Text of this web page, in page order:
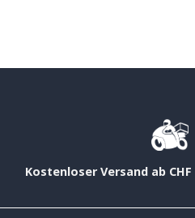
Kostenloser Versand ab